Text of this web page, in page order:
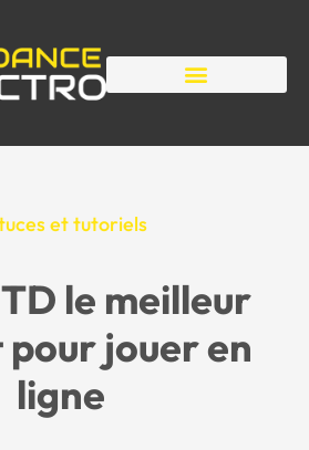
et tutoriels
le meilleur
jouer en
ligne